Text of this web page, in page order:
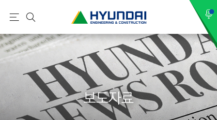
현
건
설
(
Y
U
메
뉴
검
색
보도자료